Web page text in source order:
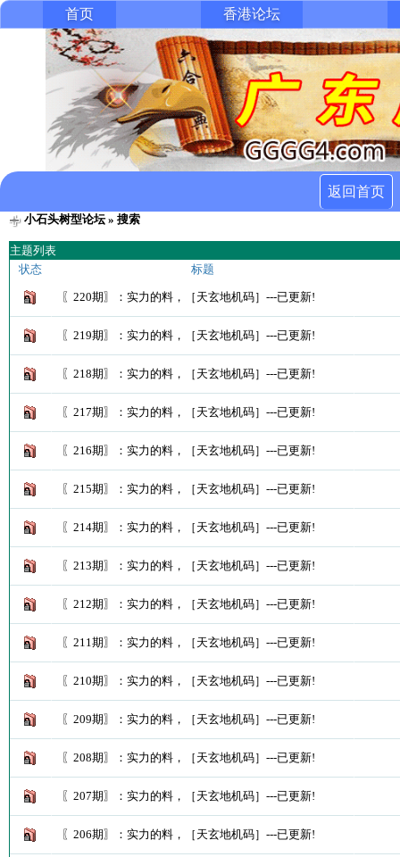
首页 香港论坛
返回首页
小石头树型论坛» 搜索
主题列表
状态
标题
〖220期〗：实力的料，［天玄地机码］---已更新!
〖219期〗：实力的料，［天玄地机码］---已更新!
〖218期〗：实力的料，［天玄地机码］---已更新!
〖217期〗：实力的料，［天玄地机码］---已更新!
〖216期〗：实力的料，［天玄地机码］---已更新!
〖215期〗：实力的料，［天玄地机码］---已更新!
〖214期〗：实力的料，［天玄地机码］---已更新!
〖213期〗：实力的料，［天玄地机码］---已更新!
〖212期〗：实力的料，［天玄地机码］---已更新!
〖211期〗：实力的料，［天玄地机码］---已更新!
〖210期〗：实力的料，［天玄地机码］---已更新!
〖209期〗：实力的料，［天玄地机码］---已更新!
〖208期〗：实力的料，［天玄地机码］---已更新!
〖207期〗：实力的料，［天玄地机码］---已更新!
〖206期〗：实力的料，［天玄地机码］---已更新!